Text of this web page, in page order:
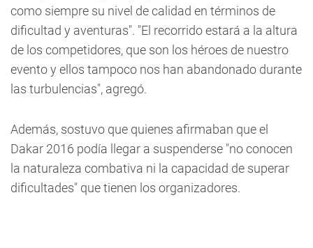
como siempre su nivel de calidad en términos de
dificultad y aventuras". "El recorrido estará a la altura
de los competidores, que son los héroes de nuestro
evento y ellos tampoco nos han abandonado durante
las turbulencias", agregó.
Además, sostuvo que quienes afirmaban que el
Dakar 2016 podía llegar a suspenderse "no conocen
la naturaleza combativa ni la capacidad de superar
dificultades" que tienen los organizadores.